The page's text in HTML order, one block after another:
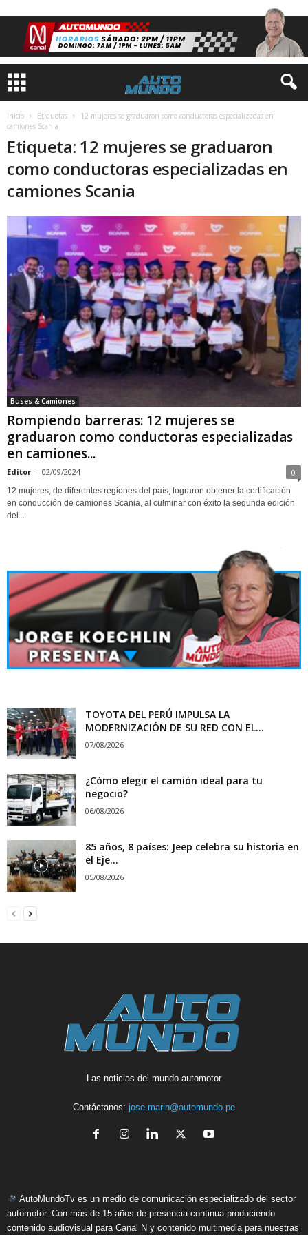
Inicio Etiquetas
12 mujeres se graduaron como conductoras especializadas en
camiones Scania
Etiqueta: 12 mujeres se graduaron
como conductoras especializadas en
camiones Scania
Buses & Camiones
Rompiendo barreras: 12 mujeres se
graduaron como conductoras especializadas
en camiones...
Editor - 02/09/2024 0
12 mujeres, de diferentes regiones del país, lograron obtener la certificación
en conducción de camiones Scania, al culminar con éxito la segunda edición
del...
TOYOTA DEL PERÚ IMPULSA LA
MODERNIZACIÓN DE SU RED CON EL...
07/08/2026
¿Cómo elegir el camión ideal para tu
negocio?
06/08/2026
85 años, 8 países: Jeep celebra su historia en
el Eje...
05/08/2026
Las noticias del mundo automotor
Contáctanos: jose.marin@automundo.pe
AutoMundoTv es un medio de comunicación especializado del sector
automotor. Con más de 15 años de presencia continua produciendo
contenido audiovisual para Canal N y contenido multimedia para nuestras